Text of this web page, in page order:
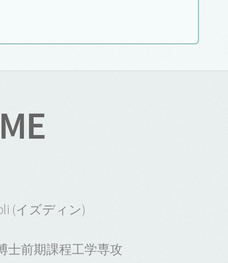
(イズディン)
士前期課程工学専攻